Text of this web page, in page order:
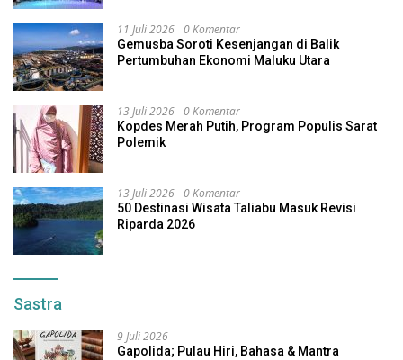
11 Juli 2026 0 Komentar
Gemusba Soroti Kesenjangan di Balik
Pertumbuhan Ekonomi Maluku Utara
13 Juli 2026 0 Komentar
Kopdes Merah Putih, Program Populis Sarat
Polemik
13 Juli 2026 0 Komentar
50 Destinasi Wisata Taliabu Masuk Revisi
Riparda 2026
Sastra
9 Juli 2026
Gapolida; Pulau Hiri, Bahasa & Mantra